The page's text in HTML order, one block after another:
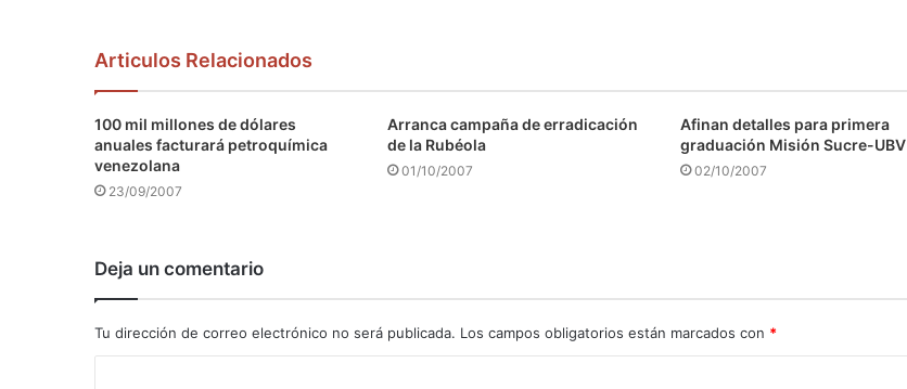
Articulos Relacionados
100 mil millones de dólares
anuales facturará petroquímica
venezolana
23/09/2007
Arranca campaña de erradicación
de la Rubéola
01/10/2007
Afinan detalles para primera
graduación Misión Sucre-UBV
02/10/2007
Deja un comentario
Tu dirección de correo electrónico no será publicada. Los campos obligatorios están marcados con *